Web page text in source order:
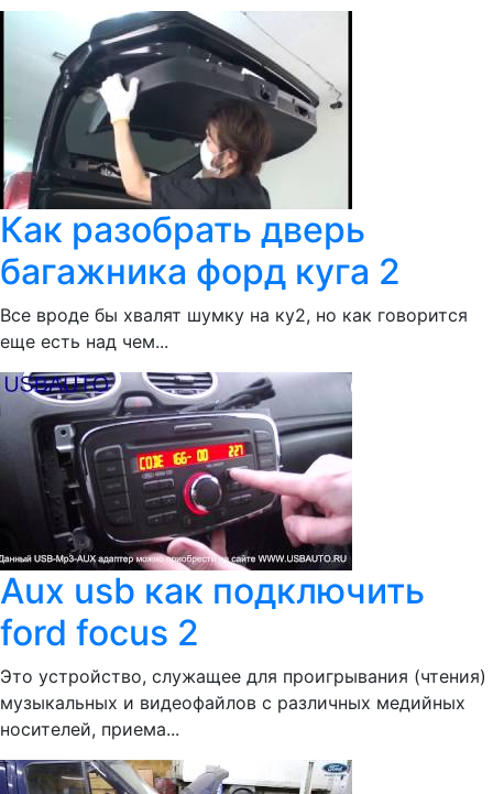
Как разобрать дверь
багажника форд куга 2
Все вроде бы хвалят шумку на ку2, но как говорится
еще есть над чем...
Aux usb как подключить
ford focus 2
Это устройство, служащее для проигрывания (чтения)
музыкальных и видеофайлов с различных медийных
носителей, приема...